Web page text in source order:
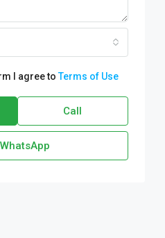
I agree toTerms of Use
Call
WhatsApp